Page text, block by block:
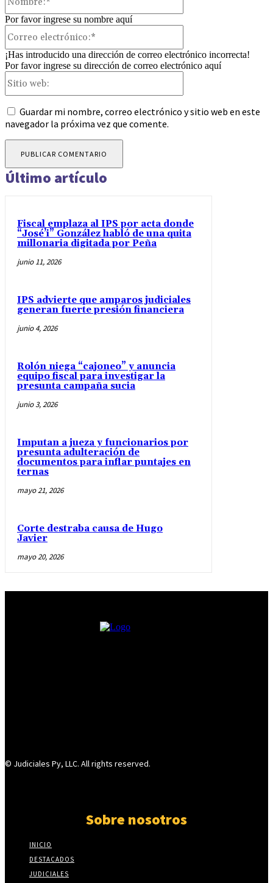
Por favor ingrese su nombre aquí
¡Has introducido una dirección de correo electrónico incorrecta!
Por favor ingrese su dirección de correo electrónico aquí
Guardar mi nombre, correo electrónico y sitio web en este
navegador la próxima vez que comente.
Último artículo
Fiscal emplaza al IPS por acta donde
“José’i” González habló de una quita
millonaria digitada por Peña
junio 11, 2026
IPS advierte que amparos judiciales
generan fuerte presión financiera
junio 4, 2026
Rolón niega “cajoneo” y anuncia
equipo fiscal para investigar la
presunta campaña sucia
junio 3, 2026
Imputan a jueza y funcionarios por
presunta adulteración de
documentos para inflar puntajes en
ternas
mayo 21, 2026
Corte destraba causa de Hugo
Javier
mayo 20, 2026
© Judiciales Py, LLC. All rights reserved.
Sobre nosotros
INICIO
DESTACADOS
JUDICIALES